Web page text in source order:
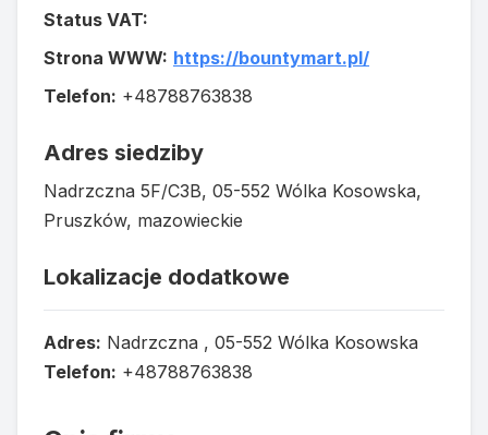
Status VAT:
Strona WWW: https://bountymart.pl/
Telefon: +48788763838
Adres siedziby
Nadrzczna 5F/C3B, 05-552 Wólka Kosowska,
Pruszków, mazowieckie
Lokalizacje dodatkowe
Adres: Nadrzczna , 05-552 Wólka Kosowska
Telefon: +48788763838